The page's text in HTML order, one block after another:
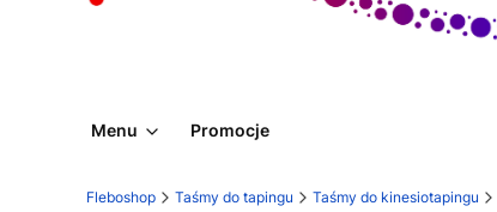
Menu Promocje
Fleboshop Taśmy do tapingu Taśmy do kinesiotapingu